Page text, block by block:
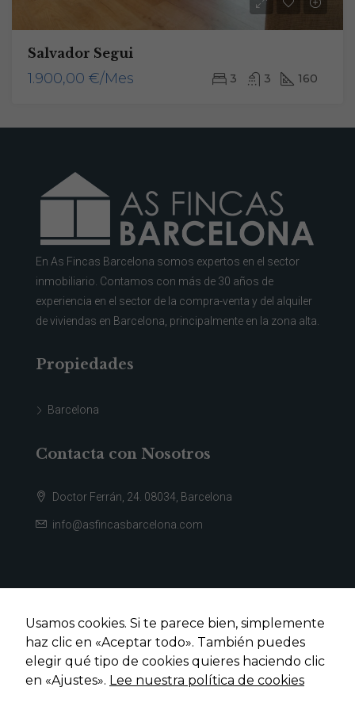
Salvador Segui
1.900,00 €/Mes 3 3 160
En As Fincas Barcelona somos expertos en el sector
inmobiliario. Contamos con más de 30 años de
experiencia en el sector de la compra-venta y del alquiler
de viviendas en Barcelona, principalmente en la zona alta.
Propiedades
Barcelona
Contacta con Nosotros
Doctor Ferrán, 24. 08034, Barcelona
info@asfincasbarcelona.com
Usamos cookies. Si te parece bien, simplemente
haz clic en «Aceptar todo». También puedes
elegir qué tipo de cookies quieres haciendo clic
en «Ajustes». Lee nuestra política de cookies